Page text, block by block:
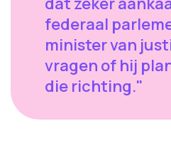
federaal
minister van
vragen of hij
die richting."